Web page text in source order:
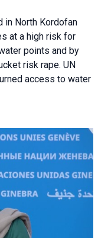
in North Kordofan
at a high risk for
points and by
risk rape. UN
access to water